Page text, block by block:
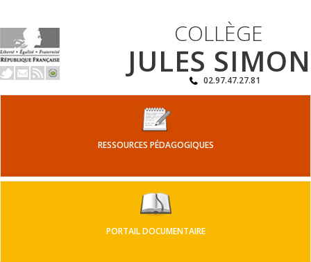
COLLÈGE
JULES SIMON
02.97.47.27.81
RESSOURCES PÉDAGOGIQUES
PORTAIL DOCUMENTAIRE